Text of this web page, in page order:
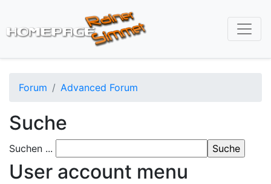
Inhalt
Forum Advanced Forum
Suche
Suchen ...
User account menu